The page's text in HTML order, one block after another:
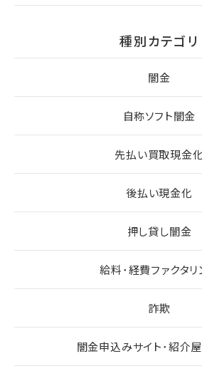
種別カテゴリ
闇金
自称ソフト闇金
先払い買取現金化
後払い現金化
押し貸し闇金
給料･経費ファクタリ
詐欺
闇金申込みサイト･紹介